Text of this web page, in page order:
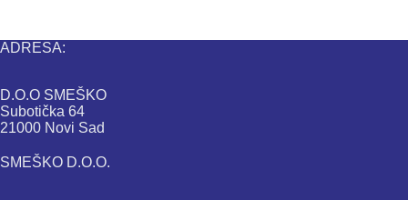
ADRESA:
D.O.O SMEŠKO
Subotička 64
21000 Novi Sad
SMEŠKO D.O.O.